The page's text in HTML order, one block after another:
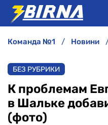
АНАЛІТИКА
ІНТЕРВ'Ю
команда №1 новини
БЕЗ РУБРИКИ
К проблемам
в Шальке
(фото)